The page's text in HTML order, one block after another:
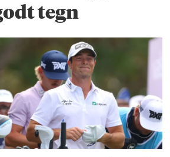
tegn